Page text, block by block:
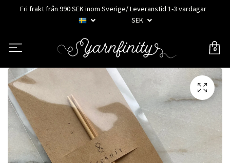
Fri frakt från 990 SEK inom Sverige/ Leveranstid 1-3 vardagar
SEK
0